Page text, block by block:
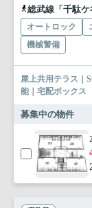
総武線「千駄
オートロック
機械警備
屋上共用テラス｜
能｜宅配ボックス
募集中の物件